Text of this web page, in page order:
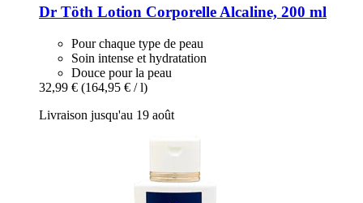
Dr Töth Lotion Corporelle Alcaline, 200 ml
Pour chaque type de peau
Soin intense et hydratation
Douce pour la peau
32,99 € (164,95 € / l)
Livraison jusqu'au 19 août